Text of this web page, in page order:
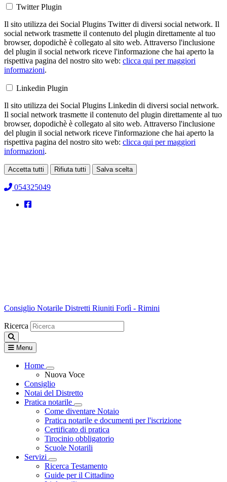
Twitter Plugin
Il sito utilizza dei Social Plugins Twitter di diversi social network. Il
social network trasmette il contenuto del plugin direttamente al tuo
browser, dopodichè è collegato al sito web. Attraverso l'inclusione
del plugin il social network riceve l'informazione che hai aperto la
rispettiva pagina del nostro sito web: clicca qui per maggiori
informazioni.
Linkedin Plugin
Il sito utilizza dei Social Plugins Linkedin di diversi social network.
Il social network trasmette il contenuto del plugin direttamente al tuo
browser, dopodichè è collegato al sito web. Attraverso l'inclusione
del plugin il social network riceve l'informazione che hai aperto la
rispettiva pagina del nostro sito web: clicca qui per maggiori
informazioni.
Accetta tutti Rifiuta tutti Salva scelta
054325049
Consiglio Notarile Distretti Riuniti Forlì - Rimini
Ricerca
Menu
Home
Visualizza menù di secondo livello
Nuova Voce
Consiglio
Notai del Distretto
Pratica notarile
Visualizza menù di secondo livello
Come diventare Notaio
Pratica notarile e documenti per l'iscrizione
Certificato di pratica
Tirocinio obbligatorio
Scuole Notarili
Servizi
Visualizza menù di secondo livello
Ricerca Testamento
Guide per il Cittadino